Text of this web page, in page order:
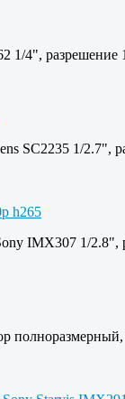
1/4",
SC2235 1/
IMX307 1/